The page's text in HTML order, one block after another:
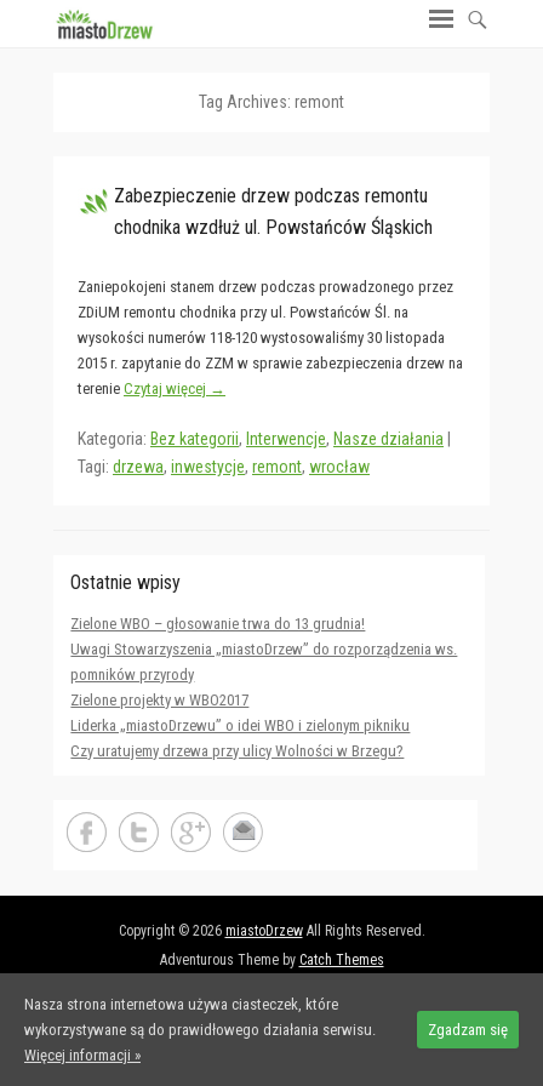
Tag Archives: remont
Zabezpieczenie drzew podczas remontu
chodnika wzdłuż ul. Powstańców Śląskich
Zaniepokojeni stanem drzew podczas prowadzonego przez
ZDiUM remontu chodnika przy ul. Powstańców Śl. na
wysokości numerów 118-120 wystosowaliśmy 30 listopada
2015 r. zapytanie do ZZM w sprawie zabezpieczenia drzew na
terenie Czytaj więcej →
Kategoria: Bez kategorii, Interwencje, Nasze działania
Tagi: drzewa, inwestycje, remont, wrocław
Ostatnie wpisy
Zielone WBO – głosowanie trwa do 13 grudnia!
Uwagi Stowarzyszenia „miastoDrzew” do rozporządzenia ws.
pomników przyrody
Zielone projekty w WBO2017
Liderka „miastoDrzewu” o idei WBO i zielonym pikniku
Czy uratujemy drzewa przy ulicy Wolności w Brzegu?
Copyright © 2026 miastoDrzewAll Rights Reserved.
Adventurous Theme by Catch Themes
Nasza strona internetowa używa ciasteczek, które
wykorzystywane są do prawidłowego działania serwisu.
Więcej informacji »
Zgadzam się